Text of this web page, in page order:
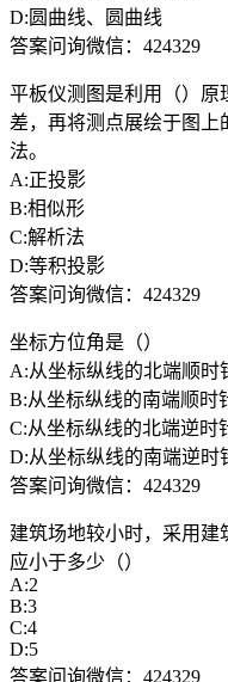
D:圆曲线、圆曲线
答案问询微信：424329
平板仪测图是利用（）原
差，再将测点展绘于图上
法。
A:正投影
B:相似形
C:解析法
D:等积投影
答案问询微信：424329
坐标方位角是（）
A:从坐标纵线的北端顺时
B:从坐标纵线的南端顺时
C:从坐标纵线的北端逆时
D:从坐标纵线的南端逆时
答案问询微信：424329
建筑场地较小时，采用
应小于多少（）
A:2
B:3
C:4
D:5
答案问询微信：424329